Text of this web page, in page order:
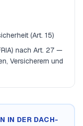
(Art. 15)
nach Art. 27 —
Versicherern und
IN DER DACH-